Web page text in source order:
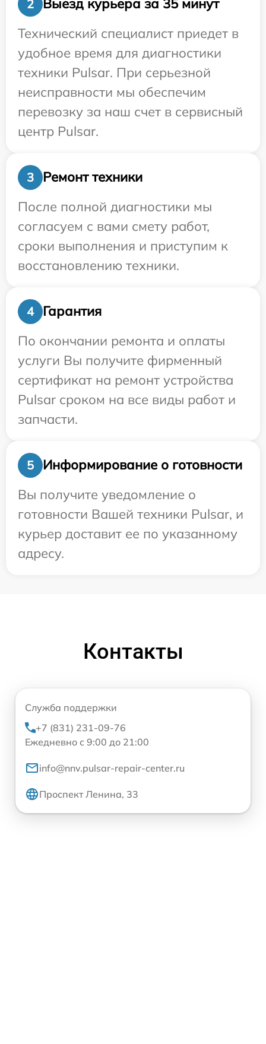
2
Выезд курьера за 35 минут
Технический специалист приедет в
удобное время для диагностики
техники Pulsar. При серьезной
неисправности мы обеспечим
перевозку за наш счет в сервисный
центр Pulsar.
3
Ремонт техники
После полной диагностики мы
согласуем с вами смету работ,
сроки выполнения и приступим к
восстановлению техники.
4
Гарантия
По окончании ремонта и оплаты
услуги Вы получите фирменный
сертификат на ремонт устройства
Pulsar сроком на все виды работ и
запчасти.
5
Информирование о готовности
Вы получите уведомление о
готовности Вашей техники Pulsar, и
курьер доставит ее по указанному
адресу.
Контакты
Служба поддержки
+7 (831) 231-09-76
Ежедневно с 9:00 до 21:00
info@nnv.pulsar-repair-center.ru
Проспект Ленина, 33